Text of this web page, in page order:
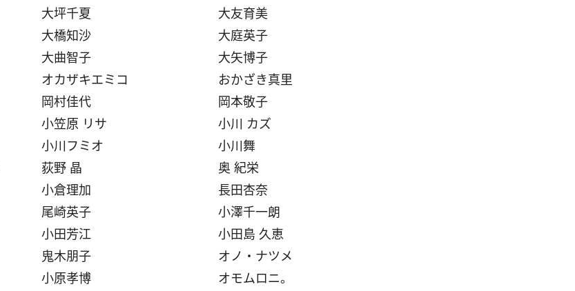
大坪千夏
大友育美
大橋知沙
大庭英子
大曲智子
大矢博子
オカザキエミコ
おかざき真里
岡村佳代
岡本敬子
小笠原 リサ
小川 カズ
小川フミオ
小川舞
荻野 晶
奥 紀栄
小倉理加
長田杏奈
尾崎英子
小澤千一朗
小田芳江
小田島 久恵
鬼木朋子
オノ・ナツメ
小原孝博
オモムロニ。